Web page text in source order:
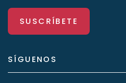
SUSCRÍBETE
SÍGUENOS